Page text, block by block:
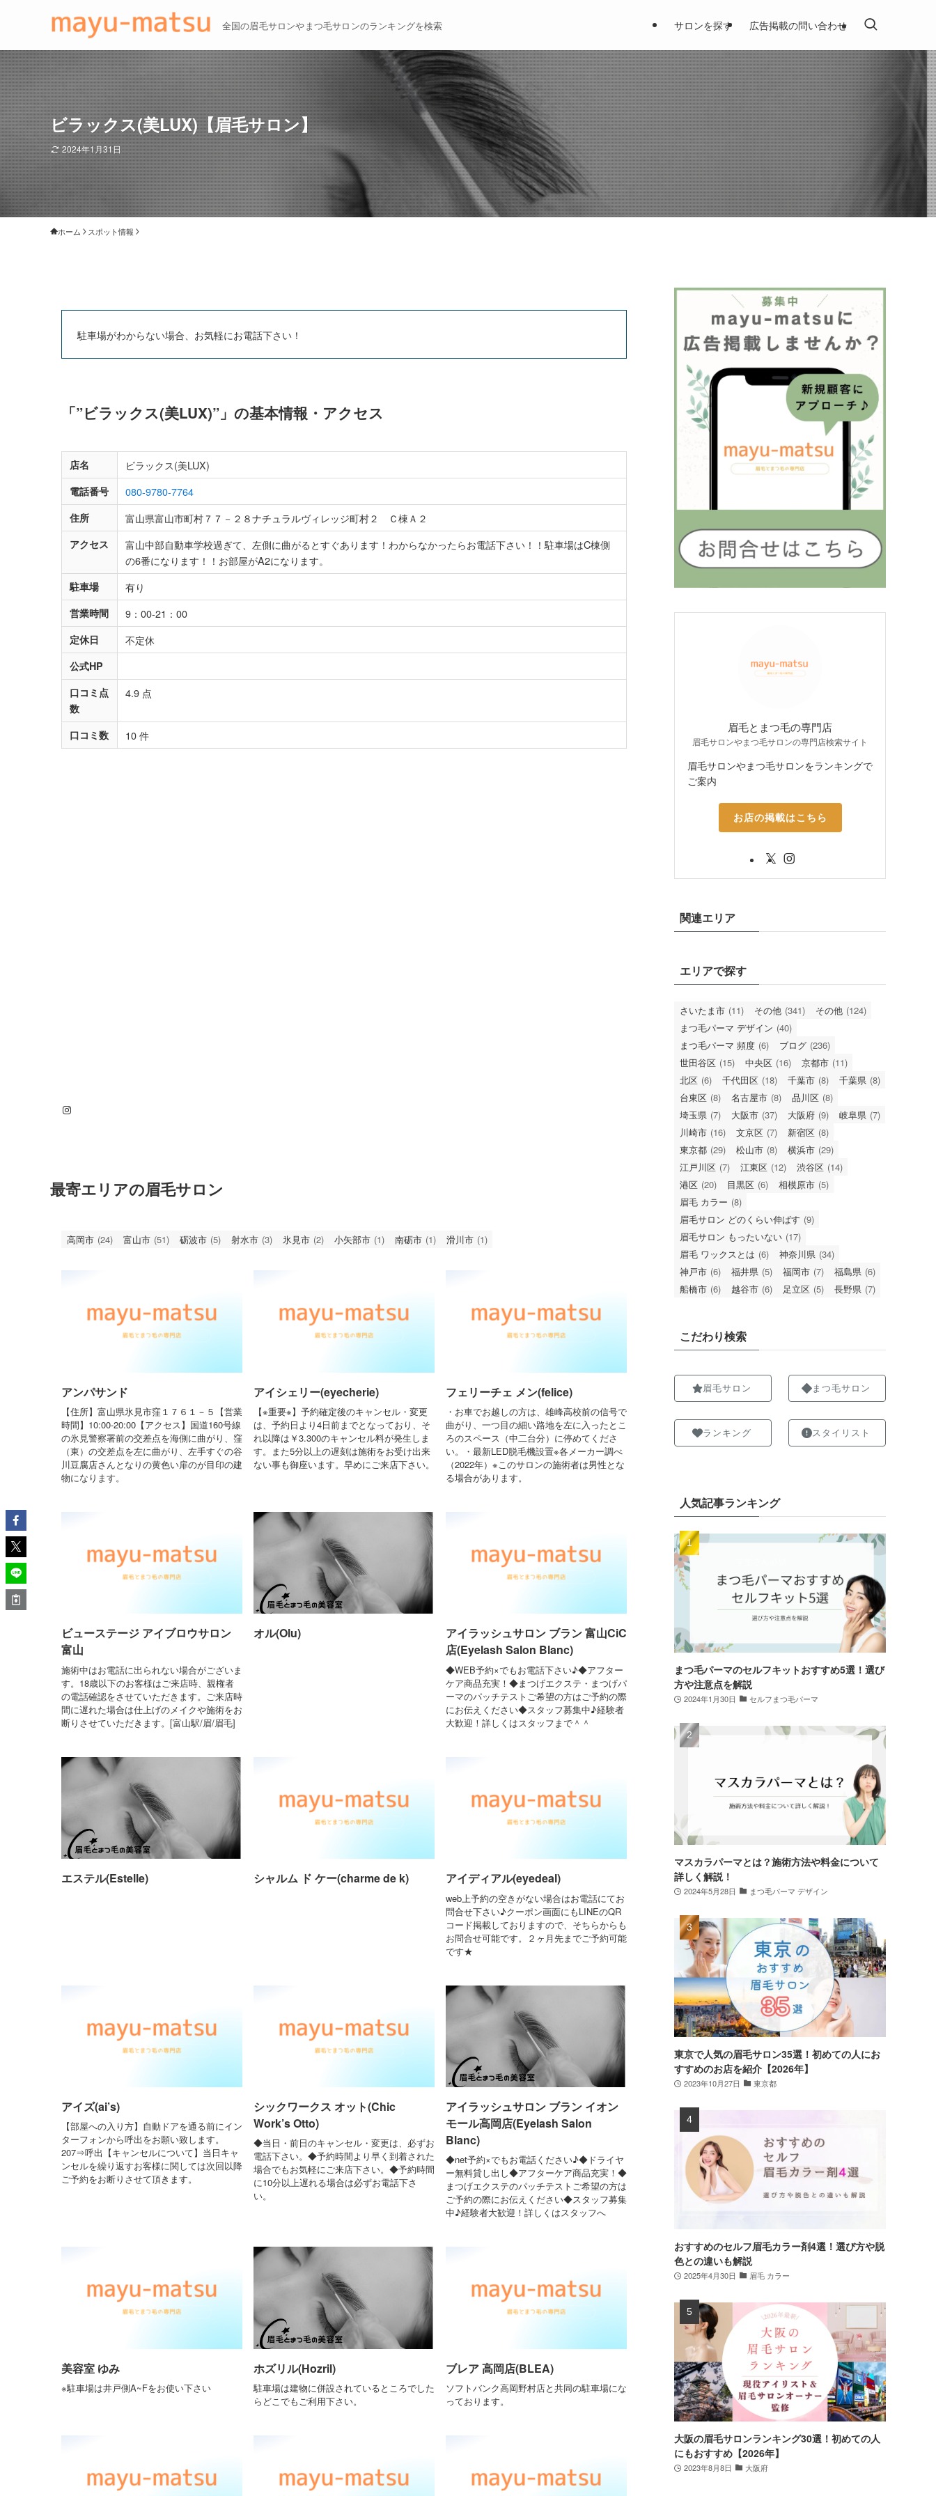
全国の眉毛サロンやまつ毛サロンのランキングを検索 サロンを探す 広告掲載の問い合わせ
ビラックス(美LUX)【眉毛サロン】
2024年1月31日
ホーム スポット情報
駐車場がわからない場合、お気軽にお電話下さい！
「”ビラックス(美LUX)”」の基本情報・アクセス
店名 ビラックス(美LUX)
電話番号 080-9780-7764
住所 富山県富山市町村７７－２８ナチュラルヴィレッジ町村２ Ｃ棟Ａ２
アクセス
富山中部自動車学校過ぎて、左側に曲がるとすぐあります！わからなかったらお電話下さい！！駐車場はC棟側
の6番になります！！お部屋がA2になります。
駐車場 有り
営業時間 9：00-21：00
定休日 不定休
公式HP
口コミ点
数
4.9 点
口コミ数 10 件
Instagram
最寄エリアの眉毛サロン
高岡市 (24) 富山市 (51) 砺波市 (5) 射水市 (3) 氷見市 (2) 小矢部市 (1) 南砺市 (1) 滑川市 (1)
アンパサンド
【住所】富山県氷見市窪１７６１－５【営業
時間】10:00-20:00【アクセス】国道160号線
の氷見警察署前の交差点を海側に曲がり、窪
（東）の交差点を左に曲がり、左手すぐの谷
川豆腐店さんとなりの黄色い扉のが目印の建
物になります。
アイシェリー(eyecherie)
【※重要※】予約確定後のキャンセル・変更
は、予約日より4日前までとなっており、そ
れ以降は￥3.300のキャンセル料が発生しま
す。また5分以上の遅刻は施術をお受け出来
ない事も御座います。早めにご来店下さい。
フェリーチェ メン(felice)
・お車でお越しの方は、雄峰高校前の信号で
曲がり、一つ目の細い路地を左に入ったとこ
ろのスペース（中二台分）に停めてくださ
い。・最新LED脱毛機設置※各メーカー調べ
（2022年）※このサロンの施術者は男性とな
る場合があります。
ビューステージ アイブロウサロン
富山
施術中はお電話に出られない場合がございま
す。18歳以下のお客様はご来店時、親権者
の電話確認をさせていただきます。ご来店時
間に遅れた場合は仕上げのメイクや施術をお
断りさせていただきます。[富山駅/眉/眉毛]
オル(Olu)
アイラッシュサロン ブラン 富山CiC
店(Eyelash Salon Blanc)
◆WEB予約×でもお電話下さい♪◆アフター
ケア商品充実！◆まつげエクステ・まつげパ
ーマのパッチテストご希望の方はご予約の際
にお伝えください◆スタッフ募集中♪経験者
大歓迎！詳しくはスタッフまで＾＾
エステル(Estelle) シャルム ド ケー(charme de k) アイディアル(eyedeal)
web上予約の空きがない場合はお電話にてお
問合せ下さい♪クーポン画面にもLINEのQR
コード掲載しておりますので、そちらからも
お問合せ可能です。２ヶ月先までご予約可能
です★
アイズ(ai’s)
【部屋への入り方】自動ドアを通る前にイン
ターフォンから呼出をお願い致します。
207⇒呼出【キャンセルについて】当日キャ
ンセルを繰り返すお客様に関しては次回以降
ご予約をお断りさせて頂きます。
シックワークス オット(Chic
Work’s Otto)
◆当日・前日のキャンセル・変更は、必ずお
電話下さい。◆予約時間より早く到着された
場合でもお気軽にご来店下さい。◆予約時間
に10分以上遅れる場合は必ずお電話下さ
い。
アイラッシュサロン ブラン イオン
モール高岡店(Eyelash Salon
Blanc)
◆net予約×でもお電話ください♪◆ドライヤ
ー無料貸し出し◆アフターケア商品充実！◆
まつげエクステのパッチテストご希望の方は
ご予約の際にお伝えください◆スタッフ募集
中♪経験者大歓迎！詳しくはスタッフへ
美容室 ゆみ
※駐車場は井戸側A~Fをお使い下さい
ホズリル(Hozril)
駐車場は建物に併設されているところでした
らどこでもご利用下さい。
ブレア 高岡店(BLEA)
ソフトバンク高岡野村店と共同の駐車場にな
っております。
眉毛とまつ毛の専門店
眉毛サロンやまつ毛サロンの専門店検索サイト
眉毛サロンやまつ毛サロンをランキングで
ご案内
お店の掲載はこちら
関連エリア
エリアで探す
さいたま市 (11) その他 (341) その他 (124)
まつ毛パーマ デザイン (40)
まつ毛パーマ 頻度 (6) ブログ (236)
世田谷区 (15) 中央区 (16) 京都市 (11)
北区 (6) 千代田区 (18) 千葉市 (8) 千葉県 (8)
台東区 (8) 名古屋市 (8) 品川区 (8)
埼玉県 (7) 大阪市 (37) 大阪府 (9) 岐阜県 (7)
川崎市 (16) 文京区 (7) 新宿区 (8)
東京都 (29) 松山市 (8) 横浜市 (29)
江戸川区 (7) 江東区 (12) 渋谷区 (14)
港区 (20) 目黒区 (6) 相模原市 (5)
眉毛 カラー (8)
眉毛サロン どのくらい伸ばす (9)
眉毛サロン もったいない (17)
眉毛 ワックスとは (6) 神奈川県 (34)
神戸市 (6) 福井県 (5) 福岡市 (7) 福島県 (6)
船橋市 (6) 越谷市 (6) 足立区 (5) 長野県 (7)
こだわり検索
眉毛サロン
ランキング
まつ毛サロン
スタイリスト
人気記事ランキング
まつ毛パーマのセルフキットおすすめ5選！選び
方や注意点を解説
2024年1月30日 セルフまつ毛パーマ
マスカラパーマとは？施術方法や料金について
詳しく解説！
2024年5月28日 まつ毛パーマ デザイン
東京で人気の眉毛サロン35選！初めての人にお
すすめのお店を紹介【2026年】
2023年10月27日 東京都
おすすめのセルフ眉毛カラー剤4選！選び方や脱
色との違いも解説
2025年4月30日 眉毛 カラー
大阪の眉毛サロンランキング30選！初めての人
にもおすすめ【2026年】
2023年8月8日 大阪府